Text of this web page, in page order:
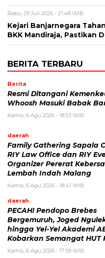
Rabu, 29 Juli 2026 - 21:48 WIB
Kejari Banjarnegara
BKK Mandiraja, Pastikan
BERITA TERBARU
Berita
Resmi Ditangani
Whoosh Masuki Babak
Kamis, 6 Agu 2026 - 18:53 WIB
daerah
Family Gathering Sapala
RIY Law Office dan RIY
Organizer Pererat
Lembah Indah Malang
Kamis, 6 Agu 2026 - 18:41 WIB
daerah
PECAH! Pendopo Brebes
Bergemuruh, Joged
hingga Yel-Yel Akademi
Kobarkan Semangat HUT
Kamis, 6 Agu 2026 - 17:59 WIB